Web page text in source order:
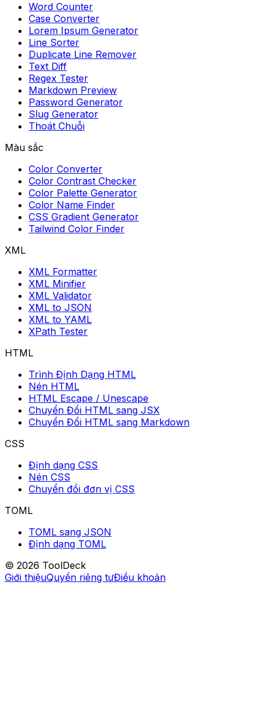
Word Counter
Case Converter
Lorem Ipsum Generator
Line Sorter
Duplicate Line Remover
Text Diff
Regex Tester
Markdown Preview
Password Generator
Slug Generator
Thoát Chuỗi
Màu sắc
Color Converter
Color Contrast Checker
Color Palette Generator
Color Name Finder
CSS Gradient Generator
Tailwind Color Finder
XML
XML Formatter
XML Minifier
XML Validator
XML to JSON
XML to YAML
XPath Tester
HTML
Trình Định Dạng HTML
Nén HTML
HTML Escape / Unescape
Chuyển Đổi HTML sang JSX
Chuyển Đổi HTML sang Markdown
CSS
Định dạng CSS
Nén CSS
Chuyển đổi đơn vị CSS
TOML
TOML sang JSON
Định dạng TOML
© 2026 ToolDeck
Giới thiệuQuyền riêng tưĐiều khoản